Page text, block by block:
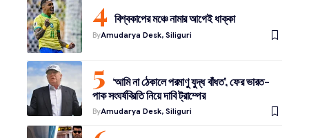
বিশ্বকাপের মঞ্চে নামার আগেই ধাক্কা
ByAmudarya Desk, Siliguri
‘আমি না ঠেকালে পরমাণু যুদ্ধ বাঁধত’, ফের ভারত-
পাক সংঘর্ষবিরতি নিয়ে দাবি ট্রাম্পের
ByAmudarya Desk, Siliguri